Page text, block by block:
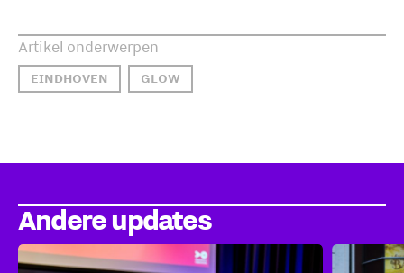
Artikel onderwerpen
EINDHOVEN GLOW
Andere updates